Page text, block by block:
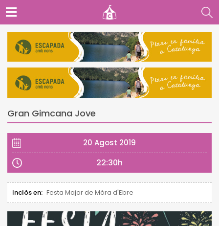
Gran Gimcana Jove
20 Agost 2019
22:30h
Inclòs en: Festa Major de Móra d'Ebre